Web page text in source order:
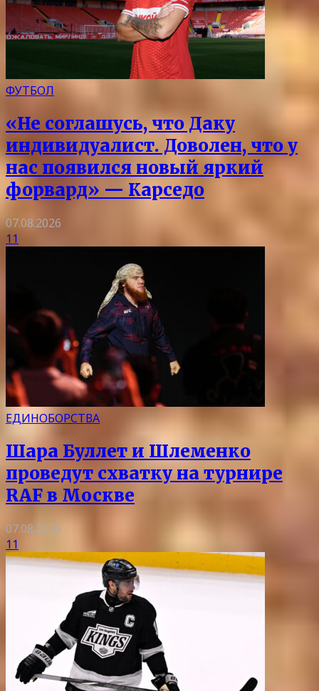
ФУТБОЛ
«Не соглашусь, что Даку
индивидуалист. Доволен, что у
нас появился новый яркий
форвард» — Карседо
07.08.2026
11
ЕДИНОБОРСТВА
Шара Буллет и Шлеменко
проведут схватку на турнире
RAF в Москве
07.08.2026
11